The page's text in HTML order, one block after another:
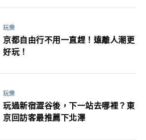
玩樂
京都自由行不用一直趕！遠離人潮更
好玩！
玩樂
玩過新宿澀谷後，下一站去哪裡？東
京回訪客最推薦下北澤